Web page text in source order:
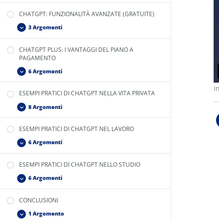
CHATGPT: FUNZIONALITÀ AVANZATE (GRATUITE)
3 Argomenti
CHATGPT PLUS: I VANTAGGI DEL PIANO A
PAGAMENTO
6 Argomenti
ESEMPI PRATICI DI CHATGPT NELLA VITA PRIVATA
8 Argomenti
ESEMPI PRATICI DI CHATGPT NEL LAVORO
6 Argomenti
ESEMPI PRATICI DI CHATGPT NELLO STUDIO
6 Argomenti
CONCLUSIONI
1 Argomento
Consenso ai cookie GDPR con Real Cookie Banner